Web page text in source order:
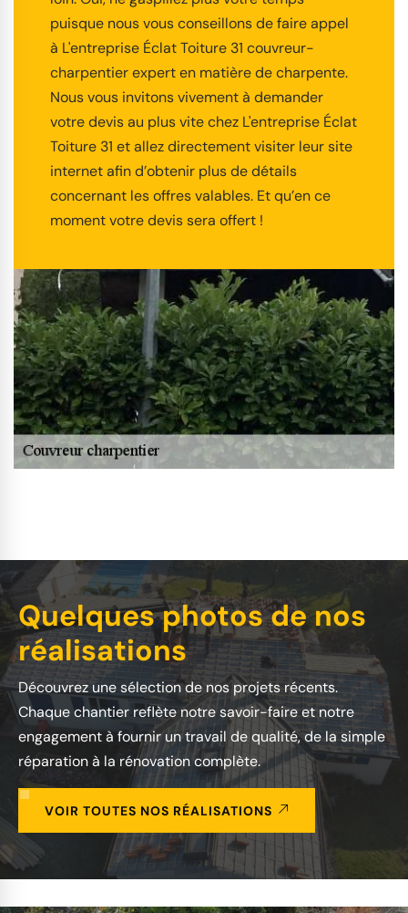
puisque nous vous conseillons de faire appel
à L'entreprise Éclat Toiture 31 couvreur-
charpentier expert en matière de charpente.
Nous vous invitons vivement à demander
votre devis au plus vite chez L'entreprise Éclat
Toiture 31 et allez directement visiter leur site
internet afin d’obtenir plus de détails
concernant les offres valables. Et qu’en ce
moment votre devis sera offert !
Quelques photos de nos
réalisations
Découvrez une sélection de nos projets récents.
Chaque chantier reflète notre savoir-faire et notre
engagement à fournir un travail de qualité, de la simple
réparation à la rénovation complète.
VOIR TOUTES NOS RÉALISATIONS